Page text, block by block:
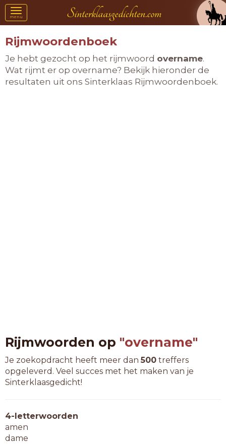
Toggle
navigation
menu
Rijmwoordenboek
Je hebt gezocht op het rijmwoord overname.
Wat rijmt er op overname? Bekijk hieronder de
resultaten uit ons Sinterklaas Rijmwoordenboek.
Rijmwoorden op "overname"
Je zoekopdracht heeft meer dan500 treffers
opgeleverd. Veel succes met het maken van je
Sinterklaasgedicht!
4-letterwoorden
amen
dame